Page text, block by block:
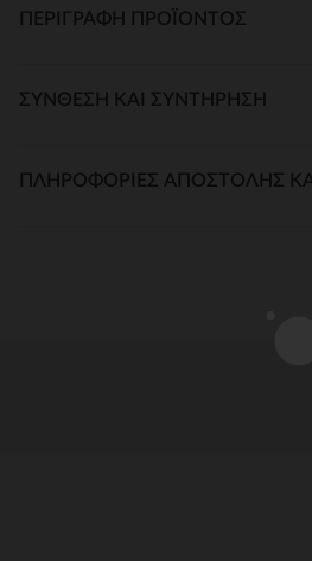
ΠΕΡΙΓΡΑΦΉ ΠΡΟΪΌΝΤΟΣ
ΣΎΝΘΕΣΗ ΚΑΙ ΣΥΝΤΉΡΗΣΗ
ΠΛΗΡΟΦΟΡΊΕΣ ΑΠΟΣΤΟΛΉΣ